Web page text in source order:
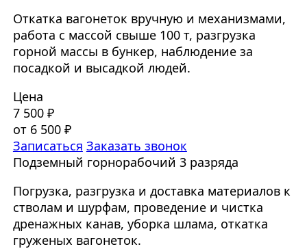
Откатка вагонеток вручную и механизмами,
работа с массой свыше 100 т, разгрузка
горной массы в бункер, наблюдение за
посадкой и высадкой людей.
Цена
7 500 ₽
от 6 500 ₽
Записаться Заказать звонок
Подземный горнорабочий 3 разряда
Погрузка, разгрузка и доставка материалов к
стволам и шурфам, проведение и чистка
дренажных канав, уборка шлама, откатка
груженых вагонеток.